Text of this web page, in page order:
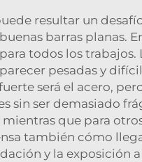
resultar un
barras planas.
todos los
pesadas y
será el acero,
sin ser demasiado
que para
también cómo
y la exposición